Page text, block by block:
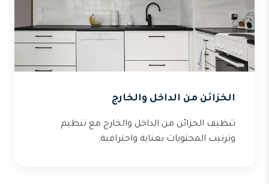
الخزائن من الداخل والخارج
تنظيف الخزائن من الداخل والخارج مع تنظيم
وترتيب المحتويات بعناية واحترافية.